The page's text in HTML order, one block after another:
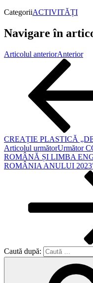
CategoriiACTIVITĂȚI
Navigare în
Articolul anteriorAnterior
CREAȚIE PLASTICĂ
Articolul următorUrmător
ROMÂNĂ ȘI LIMBA
ROMÂNIA ANULUI
Caută după: